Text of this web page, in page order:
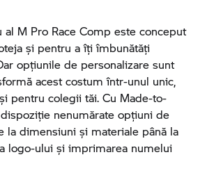
al M Pro Race Comp este conceput
și pentru a îți îmbunătăți
opțiunile de personalizare sunt
acest costum într-unul unic,
pentru colegii tăi. Cu Made-to-
nenumărate opțiuni de
la dimensiuni și materiale până la
logo-ului și imprimarea numelui